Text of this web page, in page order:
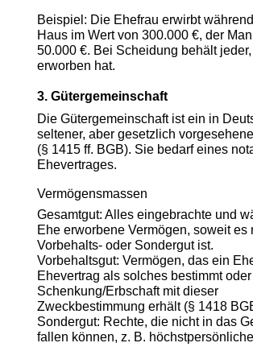
Beispiel: Die Ehefrau erwirbt
Haus im Wert von 300.000 €, der
50.000 €. Bei Scheidung behält
erworben hat.
3. Gütergemeinschaft
Die Gütergemeinschaft ist ein in
seltener, aber gesetzlich
(§ 1415 ff. BGB). Sie bedarf eines
Ehevertrages.
Vermögensmassen
Gesamtgut: Alles eingebrachte und
Ehe erworbene Vermögen, soweit es
Vorbehalts- oder Sondergut ist.
Vorbehaltsgut: Vermögen, das ein
Ehevertrag als solches bestimmt
Schenkung/Erbschaft mit dieser
Zweckbestimmung erhält (§ 1418
Sondergut: Rechte, die nicht in das
fallen können, z. B.